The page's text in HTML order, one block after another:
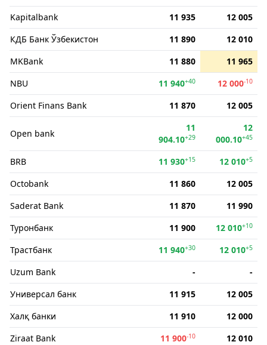
Kapitalbank 11 935
12 005
КДБ Банк Ўзбекистон
11 890
12 010
MKBank
11 880
11 965
NBU
11 940+40 12 000-10
Orient Finans Bank 11 870 12 005
Open bank
11
904.10+29
12
000.10+45
BRB 11 930+15 12 010+5
Octobank 11 860
12 005
Saderat Bank
11 870
11 990
Туронбанк
11 900 12 010+10
Трастбанк 11 940+30 12 010+5
Uzum Bank -
-
Универсал банк
11 915
12 005
Халқ банки
11 910
12 000
Ziraat Bank
11 900-10
12 010